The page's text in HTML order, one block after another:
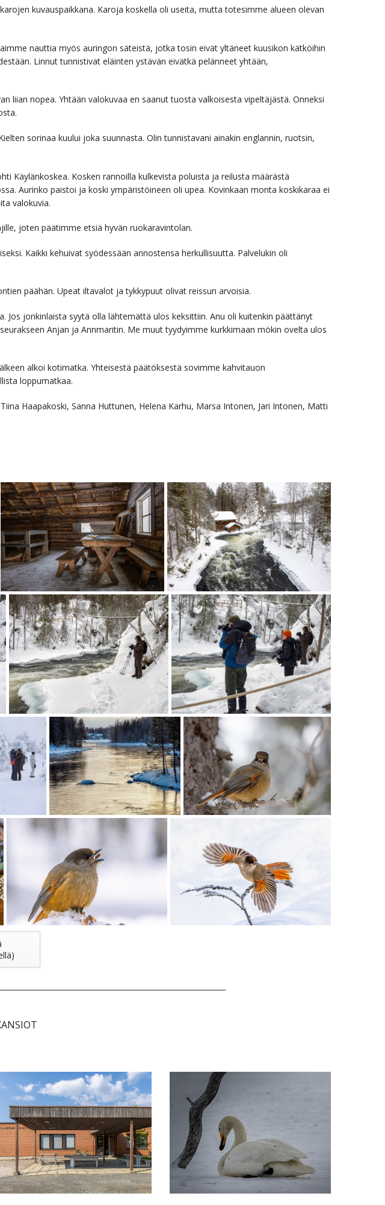
kuvauspaikkana. Karoja koskella oli useita, mutta totesimme alueen olevan
nauttia myös auringon säteistä, jotka tosin eivät yltäneet kuusikon kätköihin
Linnut tunnistivat eläinten ystävän eivätkä pelänneet yhtään,
liian nopea. Yhtään valokuvaa en saanut tuosta valkoisesta vipeltäjästä. Onneksi
sorinaa kuului joka suunnasta. Olin tunnistavani ainakin englannin, ruotsin,
Käylänkoskea. Kosken rannoilla kulkevista poluista ja reilusta määrästä
Aurinko paistoi ja koski ympäristöineen oli upea. Kovinkaan monta koskikaraa ei
valokuvia.
joten päätimme etsiä hyvän ruokaravintolan.
Kaikki kehuivat syödessään annostensa herkullisuutta. Palvelukin oli
päähän. Upeat iltavalot ja tykkypuut olivat reissun arvoisia.
Jos jonkinlaista syytä olla lähtemättä ulos keksittiin. Anu oli kuitenkin päättänyt
Anjan ja Annmaritin. Me muut tyydyimme kurkkimaan mökin ovelta ulos
alkoi kotimatka. Yhteisestä päätöksestä sovimme kahvitauon
loppumatkaa.
Haapakoski, Sanna Huttunen, Helena Karhu, Marsa Intonen, Jari Intonen, Matti